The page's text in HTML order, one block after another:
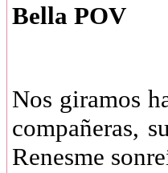
Bella POV
Nos giramos
compañeras,
Renesme